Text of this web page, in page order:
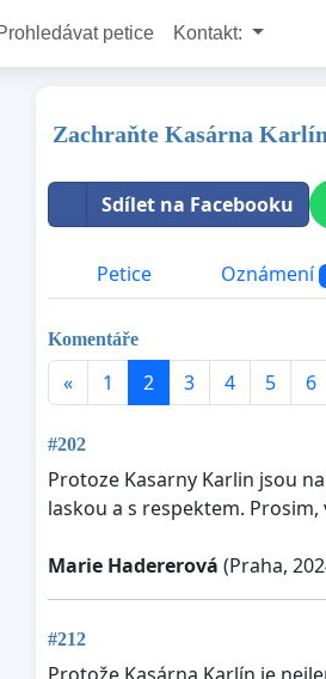
petice Kontakt:
Zachraňte Kasárna Karlín
Sdílet na Facebooku
Petice Oznámení
Komentáře
« 1 2 3 4 5 6
#202
Protoze Kasarny Karlin jsou
laskou a s respektem.
Marie Hadererová (Praha,
#212